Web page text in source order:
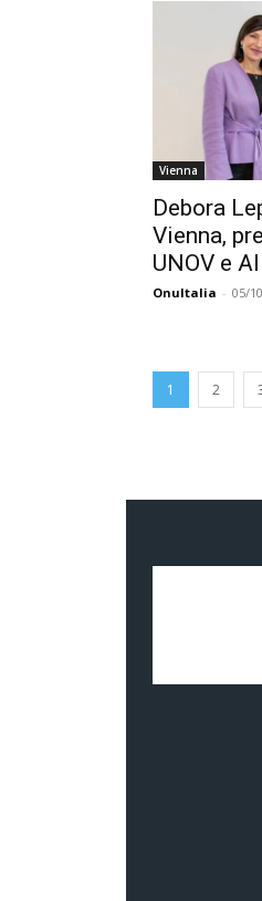
Vienna
Debora
Vienna,
UNOV e
OnuItalia - 05/
1 2